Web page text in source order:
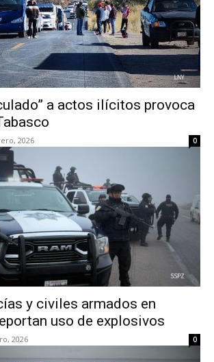
a actos ilícitos provoca
2026 0
y civiles armados en
uso de explosivos
2026 0